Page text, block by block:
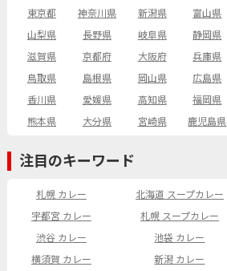
東京都
神奈川県 新潟県 富山県
山梨県
長野県 岐阜県 静岡県
滋賀県
京都府 大阪府 兵庫県
鳥取県
島根県 岡山県 広島県
香川県
愛媛県 高知県 福岡県
熊本県
大分県 宮崎県 鹿児島県
注目のキーワード
札幌 カレー 北海道 スープカレー
宇都宮 カレー
札幌 スープカレー
渋谷 カレー
池袋 カレー
横須賀 カレー
新潟 カレー